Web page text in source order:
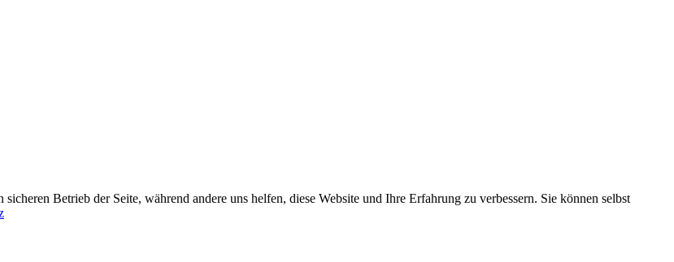
Betrieb der Seite, während andere uns helfen, diese Website und Ihre Erfahrung zu verbessern. Sie können selbst